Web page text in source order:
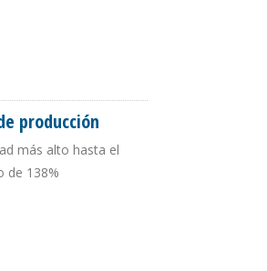
producción
más alto hasta el
de 138%